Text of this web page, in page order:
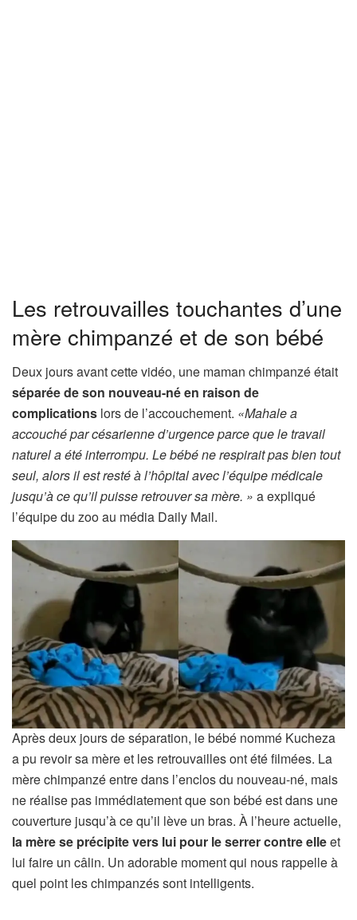
Les retrouvailles touchantes d’une
mère chimpanzé et de son bébé
Deux jours avant cette vidéo, une maman chimpanzé était
séparée de son nouveau-né en raison de
complications lors de l’accouchement. «Mahale a
accouché par césarienne d’urgence parce que le travail
naturel a été interrompu. Le bébé ne respirait pas bien tout
seul, alors il est resté à l’hôpital avec l’équipe médicale
jusqu’à ce qu’il puisse retrouver sa mère. » a expliqué
l’équipe du zoo au média Daily Mail.
Après deux jours de séparation, le bébé nommé Kucheza
a pu revoir sa mère et les retrouvailles ont été filmées. La
mère chimpanzé entre dans l’enclos du nouveau-né, mais
ne réalise pas immédiatement que son bébé est dans une
couverture jusqu’à ce qu’il lève un bras. À l’heure actuelle,
la mère se précipite vers lui pour le serrer contre elleet
lui faire un câlin. Un adorable moment qui nous rappelle à
quel point les chimpanzés sont intelligents.